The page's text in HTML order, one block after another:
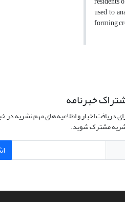
used to
forming
خبرنامه
دریافت اخبار و اطلاعیه های مهم نشریه در
مشترک شوید.